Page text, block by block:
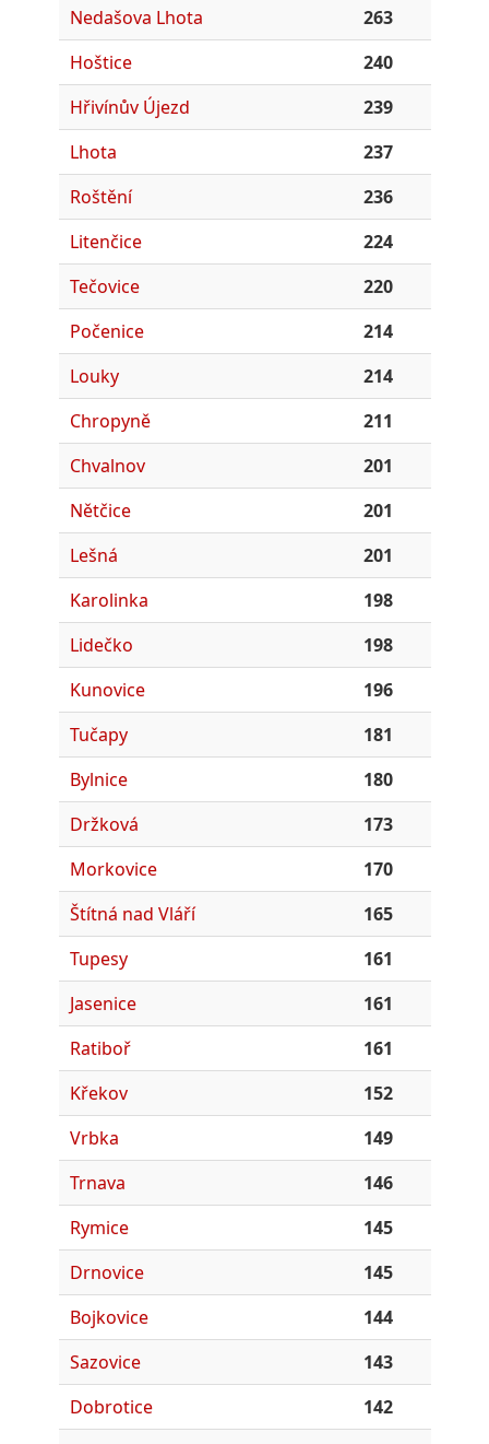
Nedašova Lhota
263
Hoštice
240
Hřivínův Újezd
239
Lhota
237
Roštění
236
Litenčice
224
Tečovice
220
Počenice
214
Louky
214
Chropyně
211
Chvalnov
201
Nětčice
201
Lešná
201
Karolinka
198
Lidečko
198
Kunovice
196
Tučapy
181
Bylnice
180
Držková
173
Morkovice
170
Štítná nad Vláří
165
Tupesy
161
Jasenice
161
Ratiboř
161
Křekov
152
Vrbka
149
Trnava
146
Rymice
145
Drnovice
145
Bojkovice
144
Sazovice
143
Dobrotice
142